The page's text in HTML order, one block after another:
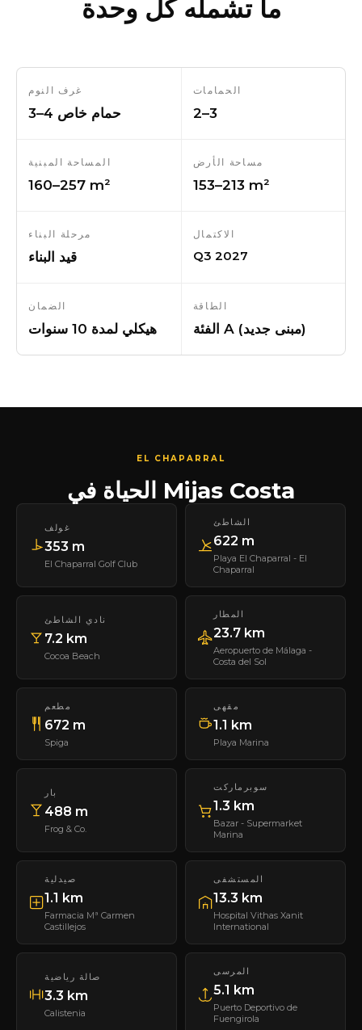
ما تشمله كل وحدة
غرف النوم
3–4 حمام خاص
الحمامات
2–3
المساحة المبنية
160–257 m²
مساحة الأرض
153–213 m²
مرحلة البناء
قيد البناء
الاكتمال
Q3 2027
الضمان
هيكلي لمدة 10 سنوات
الطاقة
الفئة A (مبنى جديد)
EL CHAPARRAL
الحياة في Mijas Costa
غولف
353 m
El Chaparral Golf Club
الشاطئ
622 m
Playa El Chaparral - El
Chaparral
نادي الشاطئ
7.2 km
Cocoa Beach
المطار
23.7 km
Aeropuerto de Málaga -
Costa del Sol
مطعم
672 m
Spiga
مقهى
1.1 km
Playa Marina
بار
488 m
Frog & Co.
سوبرماركت
1.3 km
Bazar - Supermarket
Marina
صيدلية
1.1 km
Farmacia Mª Carmen
Castillejos
المستشفى
13.3 km
Hospital Vithas Xanit
International
صالة رياضية
3.3 km
Calistenia
المرسى
5.1 km
Puerto Deportivo de
Fuengirola